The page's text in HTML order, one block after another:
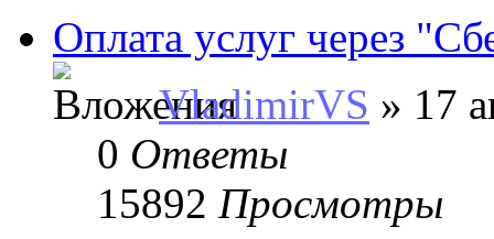
Оплата услуг через
VladimirVS » 17
0 Ответы
15892 Просмотры